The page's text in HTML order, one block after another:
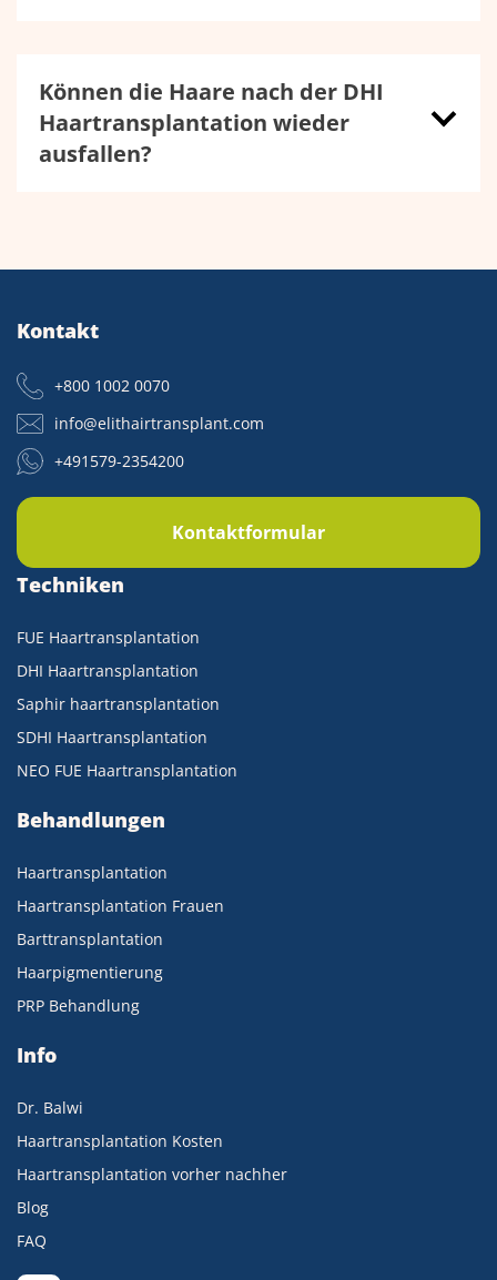
Können die Haare nach der DHI
Haartransplantation wieder
ausfallen?
Kontakt
+800 1002 0070
info@elithairtransplant.com
+491579-2354200
Kontaktformular
Techniken
FUE Haartransplantation
DHI Haartransplantation
Saphir haartransplantation
SDHI Haartransplantation
NEO FUE Haartransplantation
Behandlungen
Haartransplantation
Haartransplantation Frauen
Barttransplantation
Haarpigmentierung
PRP Behandlung
Info
Dr. Balwi
Haartransplantation Kosten
Haartransplantation vorher nachher
Blog
FAQ